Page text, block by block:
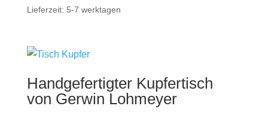
Lieferzeit: 5-7 werktagen
Handgefertigter Kupfertisch
von Gerwin Lohmeyer